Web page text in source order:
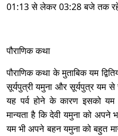
01:13 से लेकर 03:28 बजे तक
पौराणिक कथा
पौराणिक कथा के मुताबिक यम
सूर्यपुत्री यमुना और सूर्यपुत्र
यह पर्व होने के कारण इसको यम
मान्यता है कि देवी यमुना को अपने
यम भी अपने बहन यमुना को बहुत